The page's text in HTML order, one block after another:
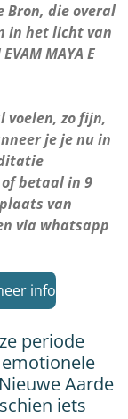
Bron, die overal
in het licht van
MAYA E
voelen, zo fijn,
je je nu in
betaal in 9
van
via whatsapp
info
periode
Aarde
iets